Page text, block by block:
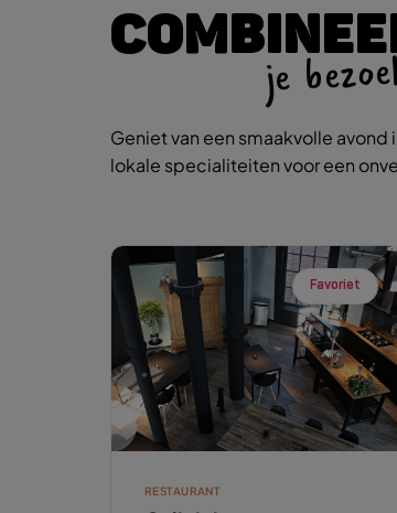
je
Geniet van een smaakvolle
lokale specialiteiten voor een
Favoriet
RESTAURANT